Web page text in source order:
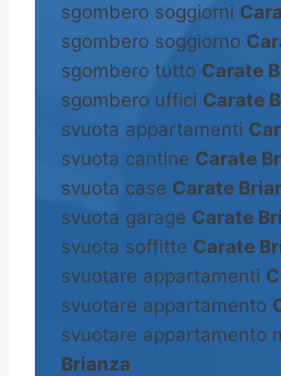
sgombero soggiorni
sgombero soggiorno
sgombero tutto Carate
sgombero uffici Carate
svuota appartamenti
svuota cantine Carate
svuota case Carate
svuota garage Carate
svuota soffitte Carate
svuotare appartamenti
svuotare appartamento
svuotare appartamento
Brianza